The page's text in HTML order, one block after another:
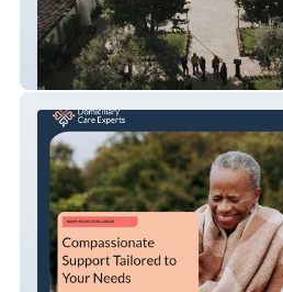
Italian Venue Hire